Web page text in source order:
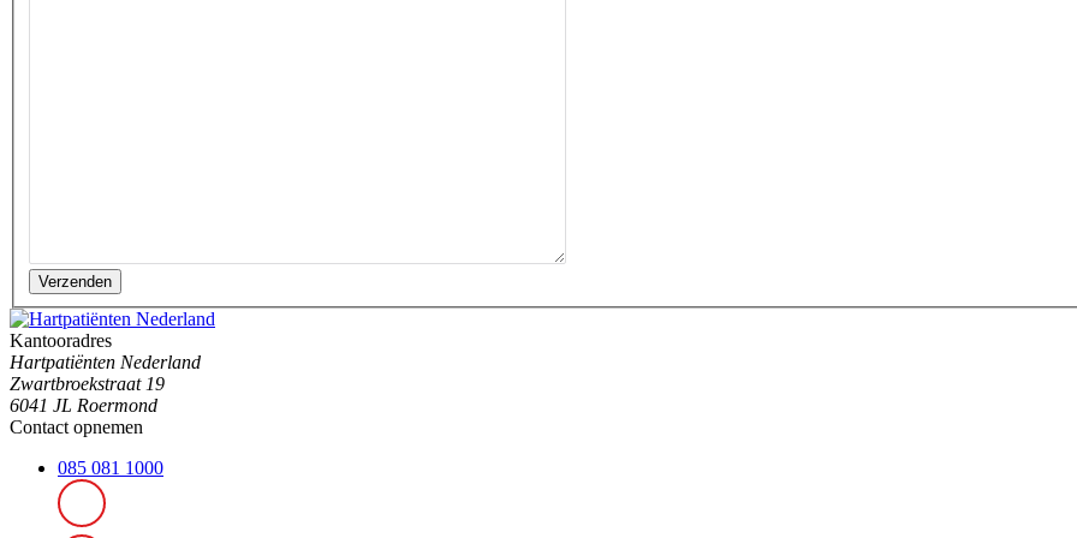
Verzenden
Kantooradres
Hartpatiënten Nederland
Zwartbroekstraat 19
6041 JL Roermond
Contact opnemen
085 081 1000